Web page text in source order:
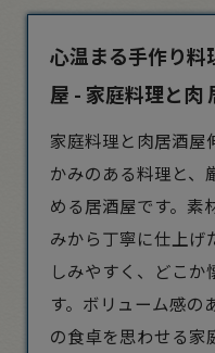
心温まる手作り料
屋 - 家庭料理と肉
家庭料理と肉居酒屋
かみのある料理と、
める居酒屋です。素
みから丁寧に仕上げ
しみやすく、どこか
す。ボリューム感の
の食卓を思わせる家